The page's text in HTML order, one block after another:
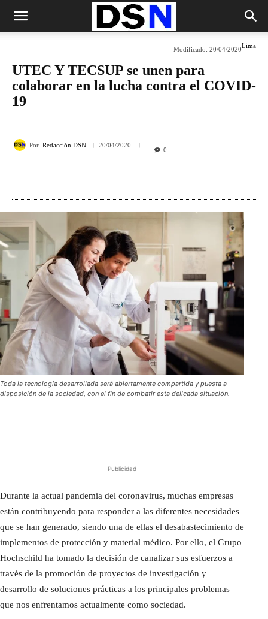
Lima
Modificado: 20/04/2020
UTEC Y TECSUP se unen para
colaborar en la lucha contra el COVID-
19
Por Redacción DSN 20/04/2020
0
Toda la tecnología desarrollada será abiertamente compartida y puesta a
disposición de la sociedad, con el fin de combatir esta delicada situación.
Publicidad
Durante la actual pandemia del coronavirus, muchas empresas
están contribuyendo para responder a las diferentes necesidades
que se han generado, siendo una de ellas el desabastecimiento de
implementos de protección y material médico. Por ello, el Grupo
Hochschild ha tomado la decisión de canalizar sus esfuerzos a
través de la promoción de proyectos de investigación y
desarrollo de soluciones prácticas a los principales problemas
que nos enfrentamos actualmente como sociedad.